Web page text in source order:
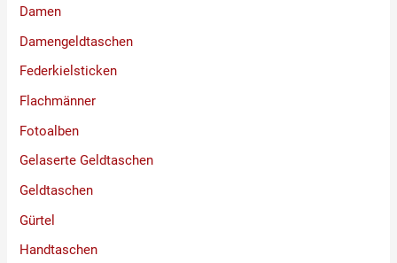
Damen
Damengeldtaschen
Federkielsticken
Flachmänner
Fotoalben
Gelaserte Geldtaschen
Geldtaschen
Gürtel
Handtaschen